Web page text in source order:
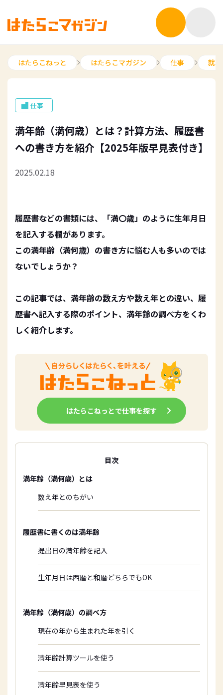
はたらこねっと はたらこマガジン 仕事 就
仕事
満年齢（満何歳）とは？計算方法、履歴書
への書き方を紹介【2025年版早見表付き】
2025.02.18
履歴書などの書類には、「満〇歳」のように生年月日
を記入する欄があります。
この満年齢（満何歳）の書き方に悩む人も多いのでは
ないでしょうか？
この記事では、満年齢の数え方や数え年との違い、履
歴書へ記入する際のポイント、満年齢の調べ方をくわ
しく紹介します。
はたらこねっとで仕事を探す
目次
満年齢（満何歳）とは
数え年とのちがい
履歴書に書くのは満年齢
提出日の満年齢を記入
生年月日は西暦と和暦どちらでもOK
満年齢（満何歳）の調べ方
現在の年から生まれた年を引く
満年齢計算ツールを使う
満年齢早見表を使う